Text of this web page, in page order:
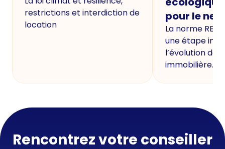
restrictions et interdiction de
location
pour le
La norme
une étape
l’évolution de
immobilière.
Rencontrez votre conseiller